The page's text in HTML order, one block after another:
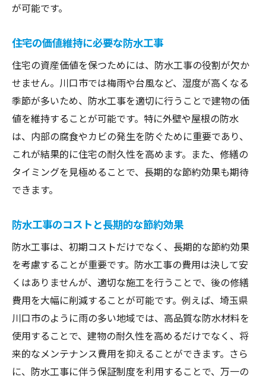
が可能です。
住宅の価値維持に必要な防水工事
住宅の資産価値を保つためには、防水工事の役割が欠か
せません。川口市では梅雨や台風など、湿度が高くなる
季節が多いため、防水工事を適切に行うことで建物の価
値を維持することが可能です。特に外壁や屋根の防水
は、内部の腐食やカビの発生を防ぐために重要であり、
これが結果的に住宅の耐久性を高めます。また、修繕の
タイミングを見極めることで、長期的な節約効果も期待
できます。
防水工事のコストと長期的な節約効果
防水工事は、初期コストだけでなく、長期的な節約効果
を考慮することが重要です。防水工事の費用は決して安
くはありませんが、適切な施工を行うことで、後の修繕
費用を大幅に削減することが可能です。例えば、埼玉県
川口市のように雨の多い地域では、高品質な防水材料を
使用することで、建物の耐久性を高めるだけでなく、将
来的なメンテナンス費用を抑えることができます。さら
に、防水工事に伴う保証制度を利用することで、万一の